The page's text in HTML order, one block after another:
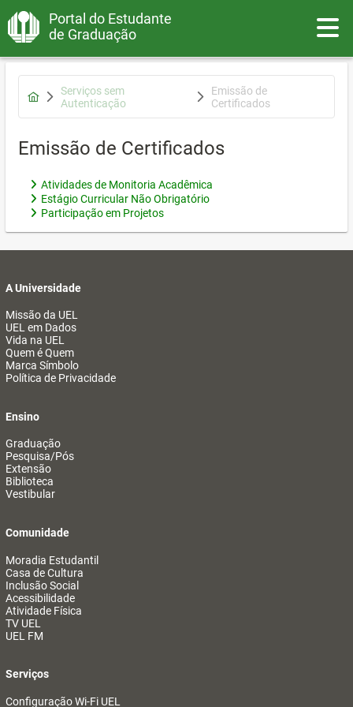
Portal do Estudante
de Graduação
Serviços sem
Autenticação
Emissão de
Certificados
Emissão de Certificados
Atividades de Monitoria Acadêmica
Estágio Curricular Não Obrigatório
Participação em Projetos
A Universidade
Missão da UEL
UEL em Dados
Vida na UEL
Quem é Quem
Marca Símbolo
Política de Privacidade
Ensino
Graduação
Pesquisa/Pós
Extensão
Biblioteca
Vestibular
Comunidade
Moradia Estudantil
Casa de Cultura
Inclusão Social
Acessibilidade
Atividade Física
TV UEL
UEL FM
Serviços
Configuração Wi-Fi UEL